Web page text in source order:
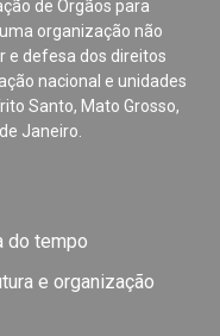
de Órgãos para
organização não
e defesa dos direitos
nacional e unidades
Santo, Mato Grosso,
Janeiro.
do tempo
e organização